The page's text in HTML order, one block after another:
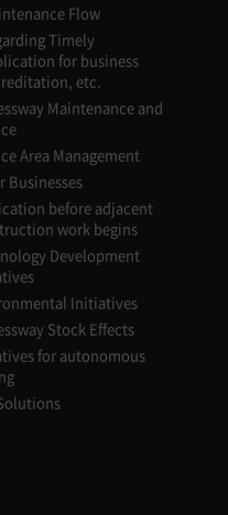
Flow
Timely
for business
etc.
Maintenance and
Area Management
Businesses
before adjacent
work begins
Development
Initiatives
Stock Effects
for autonomous